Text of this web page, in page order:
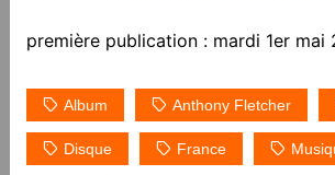
première publication : mardi 1er mai
Album Anthony Fletcher
Disque France